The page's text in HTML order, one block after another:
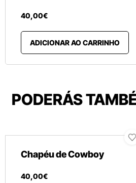
40,00€
ADICIONAR AO CARRINHO
PODERÁS
Chapéu de Cowboy
40,00€